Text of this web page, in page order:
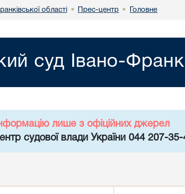
області • Прес-центр • Головне
суд Івано-
лише з офіційних джерел
судової влади України 044 207-35-